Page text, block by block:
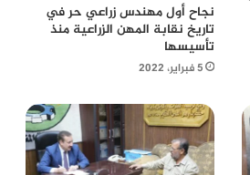
نجاح أول مهندس زراعي حر في
تاريخ نقابة المهن الزراعية منذ
تأسيسها
5 فبراير، 2022